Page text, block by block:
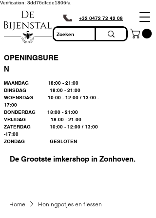
Verification: 8dd76dfcde1806fa
+32 0472 72 42 08
OPENINGSURE
N
MAANDAG 18:00 - 21:00
DINSDAG 18:00 - 21:00
WOENSDAG 10:00 - 12:00 / 13:00 -
17:00
DONDERDAG 18:00 - 21:00
VRIJDAG 18:00 - 21:00
ZATERDAG 10:00 - 12:00 / 13:00
-17:00
ZONDAG GESLOTEN
De Grootste imkershop in Zonhoven.
Home Honingpotjes en flessen